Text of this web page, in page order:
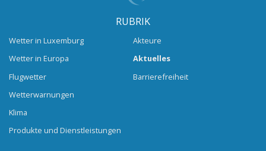
RUBRIK
Wetter in Luxemburg
Wetter in Europa
Flugwetter
Wetterwarnungen
Klima
Produkte und Dienstleistungen
Akteure
Aktuelles
Barrierefreiheit